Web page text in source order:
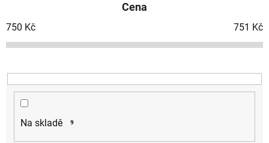
í
p
o
d
Cena
750 Kč 751 Kč
Na skladě 9